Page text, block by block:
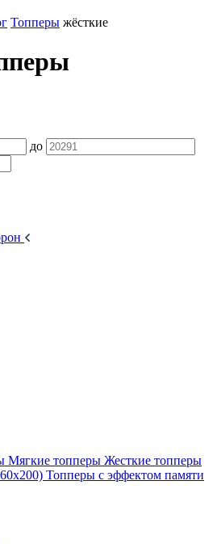
Топперы жёсткие
до
Мягкие топперы Жесткие топперы
Топперы с эффектом памяти